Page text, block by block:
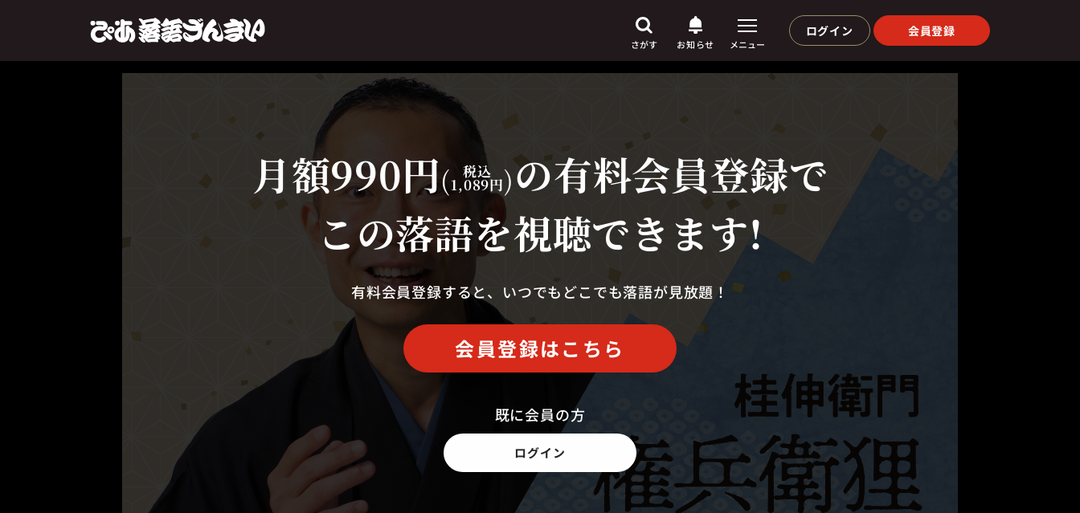
さがす
芸人からさがす
演目 からさがす
上演時間からさがす
お知らせ メニュー
ログイン 会員登録
月額990円( 税込
1,089円)の有料会員登録で
この落語を視聴できます!
有料会員登録すると、いつでもどこでも落語が見放題！
会員登録はこちら
既に会員の方
ログイン